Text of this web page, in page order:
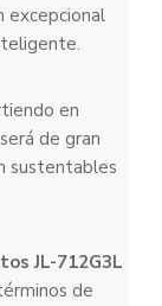
excepcional
en
de gran
sustentables
JL-712G3L
de